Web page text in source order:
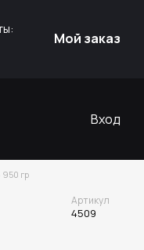
Мой заказ
Вход
гр
Артикул
4509